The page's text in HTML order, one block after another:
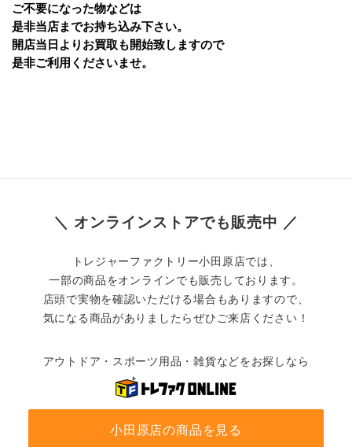
ご不要になった物などは
是非当店までお持ち込み下さい。
開店当日よりお買取も開始致しますので
是非ご利用くださいませ。
＼ オンラインストアでも販売中 ／
トレジャーファクトリー小田原店では、
一部の商品をオンラインでも販売しております。
店頭で実物を確認いただける場合もありますので、
気になる商品がありましたらぜひご来店ください！
アウトドア・スポーツ用品・雑貨などをお探しなら
小田原店の商品を見る